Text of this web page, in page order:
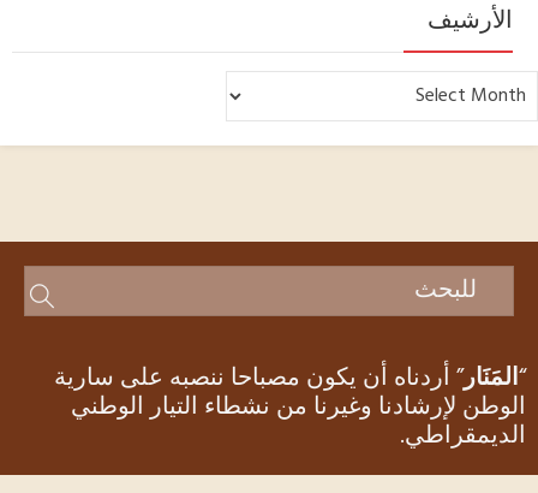
الأرشيف
المَنَار” أردناه أن يكون مصباحا ننصبه على سارية
لإرشادنا وغيرنا من نشطاء التيار الوطني